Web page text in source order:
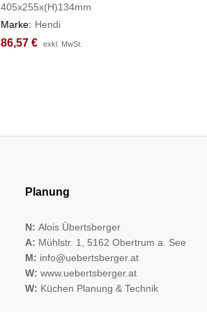
405x255x(H)134mm
Marke: Hendi
86,57 € exkl. MwSt.
86,57 € exkl. MwSt.
Planung
N: Alois Übertsberger
A: Mühlstr. 1, 5162 Obertrum a. See
M: info@uebertsberger.at
W: www.uebertsberger.at
W: Küchen Planung & Technik